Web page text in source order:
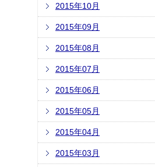
2015年10月
2015年09月
2015年08月
2015年07月
2015年06月
2015年05月
2015年04月
2015年03月